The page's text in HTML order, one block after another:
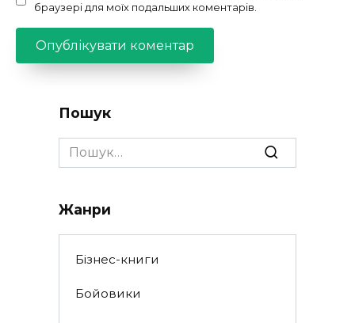
браузері для моїх подальших коментарів.
Пошук
Search
for:
Жанри
Бізнес-книги
Бойовики